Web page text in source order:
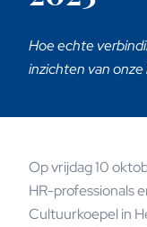
Hoe echte
inzichten van onze
Op vrijdag 10
HR-professionals
Cultuurkoepel in